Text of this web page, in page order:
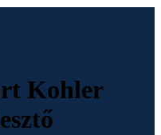
Kohler